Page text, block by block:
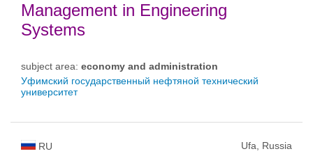
Management in Engineering
Systems
subject area: economy and administration
Уфимский государственный нефтяной технический
университет
RU Ufa, Russia